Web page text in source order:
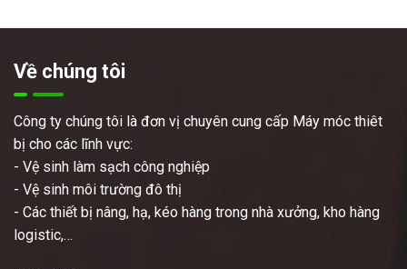
Về chúng tôi
Công ty chúng tôi là đơn vị chuyên cung cấp Máy móc thiêt
bị cho các lĩnh vực:
- Vệ sinh làm sạch công nghiệp
- Vệ sinh môi trường đô thị
- Các thiết bị nâng, hạ, kéo hàng trong nhà xưởng, kho hàng
logistic,…